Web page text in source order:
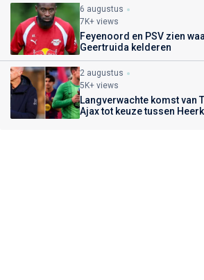
6 augustus
7K+ views
Feyenoord en PSV zien
Geertruida kelderen
2 augustus
5K+ views
Langverwachte komst van
Ajax tot keuze tussen